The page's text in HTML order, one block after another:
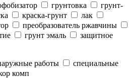
грунтовка
грунт-
краска-грунт
лак
преобразователь ржавчины
грунт эмаль
защитное
работы
специальные
комп